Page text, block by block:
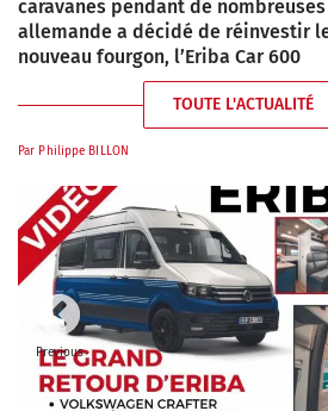
caravanes pendant de
allemande a décidé de réinvestir
nouveau fourgon, l’Eriba Car 600
TOUTE L'ACTUALITÉ
Par Philippe BILLON
Previous